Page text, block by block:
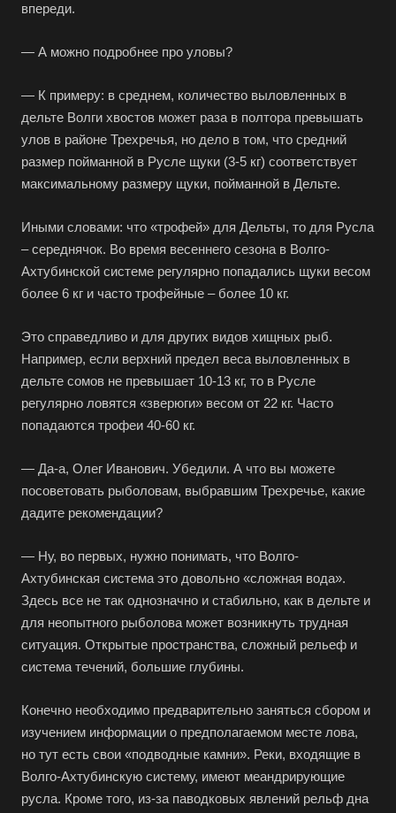
впереди.
— А можно подробнее про уловы?
— К примеру: в среднем, количество выловленных в
дельте Волги хвостов может раза в полтора превышать
улов в районе Трехречья, но дело в том, что средний
размер пойманной в Русле щуки (3-5 кг) соответствует
максимальному размеру щуки, пойманной в Дельте.
Иными словами: что «трофей» для Дельты, то для Русла
– середнячок. Во время весеннего сезона в Волго-
Ахтубинской системе регулярно попадались щуки весом
более 6 кг и часто трофейные – более 10 кг.
Это справедливо и для других видов хищных рыб.
Например, если верхний предел веса выловленных в
дельте сомов не превышает 10-13 кг, то в Русле
регулярно ловятся «зверюги» весом от 22 кг. Часто
попадаются трофеи 40-60 кг.
— Да-а, Олег Иванович. Убедили. А что вы можете
посоветовать рыболовам, выбравшим Трехречье, какие
дадите рекомендации?
— Ну, во первых, нужно понимать, что Волго-
Ахтубинская система это довольно «сложная вода».
Здесь все не так однозначно и стабильно, как в дельте и
для неопытного рыболова может возникнуть трудная
ситуация. Открытые пространства, сложный рельеф и
система течений, большие глубины.
Конечно необходимо предварительно заняться сбором и
изучением информации о предполагаемом месте лова,
но тут есть свои «подводные камни». Реки, входящие в
Волго-Ахтубинскую систему, имеют меандрирующие
русла. Кроме того, из-за паводковых явлений рельф дна